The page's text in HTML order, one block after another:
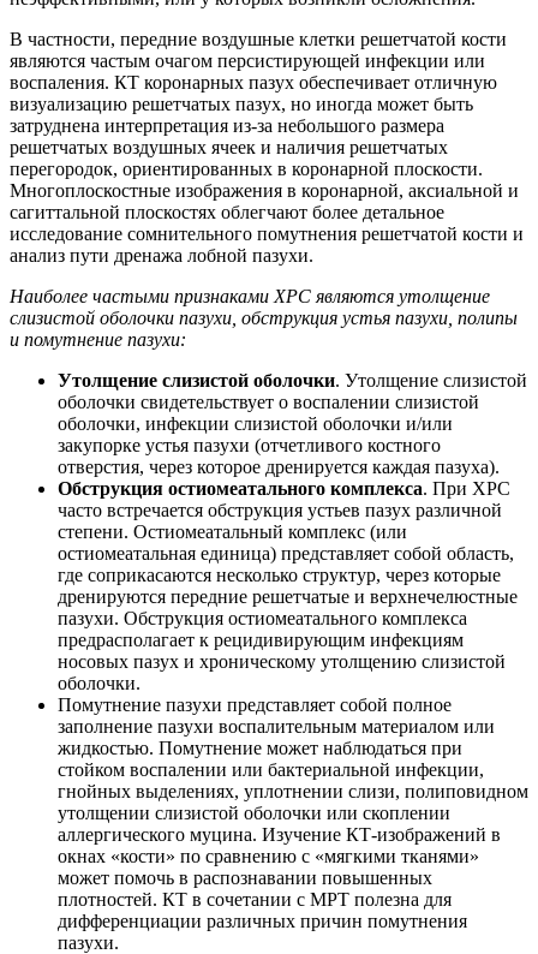
В частности, передние воздушные клетки решетчатой ​​кости
являются частым очагом персистирующей инфекции или
воспаления. КТ коронарных пазух обеспечивает отличную
визуализацию решетчатых пазух, но иногда может быть
затруднена интерпретация из-за небольшого размера
решетчатых воздушных ячеек и наличия решетчатых
перегородок, ориентированных в коронарной плоскости.
Многоплоскостные изображения в коронарной, аксиальной и
сагиттальной плоскостях облегчают более детальное
исследование сомнительного помутнения решетчатой ​​кости и
анализ пути дренажа лобной пазухи.
Наиболее частыми признаками ХРС являются утолщение
слизистой оболочки пазухи, обструкция устья пазухи, полипы
и помутнение пазухи:
Утолщение слизистой оболочки. Утолщение слизистой
оболочки свидетельствует о воспалении слизистой
оболочки, инфекции слизистой оболочки и/или
закупорке устья пазухи (отчетливого костного
отверстия, через которое дренируется каждая пазуха).
Обструкция остиомеатального комплекса. При ХРС
часто встречается обструкция устьев пазух различной
степени. Остиомеатальный комплекс (или
остиомеатальная единица) представляет собой область,
где соприкасаются несколько структур, через которые
дренируются передние решетчатые и верхнечелюстные
пазухи. Обструкция остиомеатального комплекса
предрасполагает к рецидивирующим инфекциям
носовых пазух и хроническому утолщению слизистой
оболочки.
Помутнение пазухи представляет собой полное
заполнение пазухи воспалительным материалом или
жидкостью. Помутнение может наблюдаться при
стойком воспалении или бактериальной инфекции,
гнойных выделениях, уплотнении слизи, полиповидном
утолщении слизистой оболочки или скоплении
аллергического муцина. Изучение КТ-изображений в
окнах «кости» по сравнению с «мягкими тканями»
может помочь в распознавании повышенных
плотностей. КТ в сочетании с МРТ полезна для
дифференциации различных причин помутнения
пазухи.